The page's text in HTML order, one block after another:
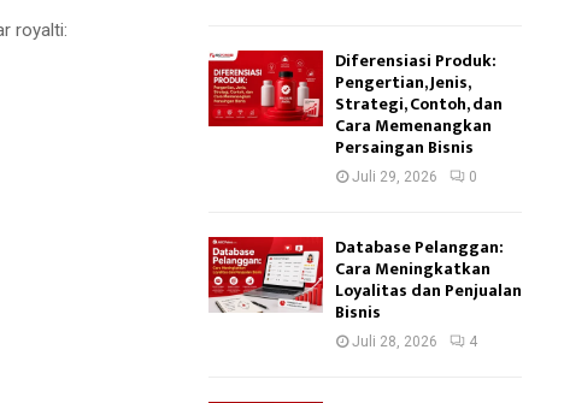
royalti:
Diferensiasi Produk:
Pengertian, Jenis,
Strategi, Contoh, dan
Cara Memenangkan
Persaingan Bisnis
Juli 29, 2026 0
Database Pelanggan:
Cara Meningkatkan
Loyalitas dan Penjualan
Bisnis
Juli 28, 2026 4